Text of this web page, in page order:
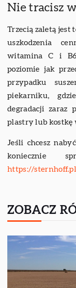
Nie tracisz
Trzecią zaletą jest
uszkodzenia
witamina C i
poziomie jak
przypadku
piekarniku,
degradacji zaraz
plastry lub kostkę
Jeśli chcesz
koniecznie
https://
ZOBACZ